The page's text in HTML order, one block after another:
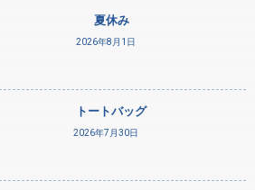
夏休み
2026年8月1日
トートバッグ
2026年7月30日